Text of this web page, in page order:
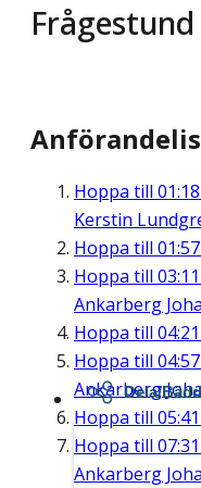
Frågestund
Hoppa till 01:18
Kerstin
Hoppa till 01:57
Hoppa till 03:11
Ankarberg
Hoppa till 04:21
Hoppa till 04:57
Ankarberg
Hoppa till 05:41
Hoppa till 07:31
Ankarberg
Dela/